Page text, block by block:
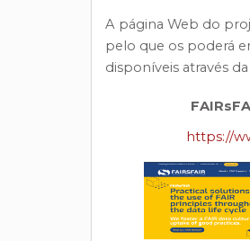
A página Web do
pelo que os poderá
disponíveis através
https://